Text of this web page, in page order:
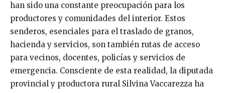
han sido una constante preocupación para los
productores y comunidades del interior. Estos
senderos, esenciales para el traslado de granos,
hacienda y servicios, son también rutas de acceso
para vecinos, docentes, policías y servicios de
emergencia. Consciente de esta realidad, la diputada
provincial y productora rural Silvina Vaccarezza ha